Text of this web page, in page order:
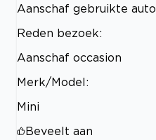
Aanschaf gebruikte auto
Reden bezoek:
Aanschaf occasion
Merk/Model:
Mini
Beveelt aan